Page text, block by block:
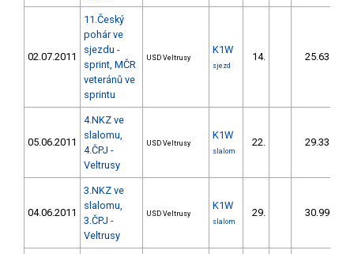
02.07.2011
11.Český
pohár ve
sjezdu -
sprint, MČR
veteránů ve
sprintu
USD Veltrusy
K1W
sjezd
14. 25.63
05.06.2011
4.NKZ ve
slalomu,
4.ČPJ -
Veltrusy
USD Veltrusy
K1W
slalom
22. 29.33
04.06.2011
3.NKZ ve
slalomu,
3.ČPJ -
Veltrusy
USD Veltrusy
K1W
slalom
29. 30.99